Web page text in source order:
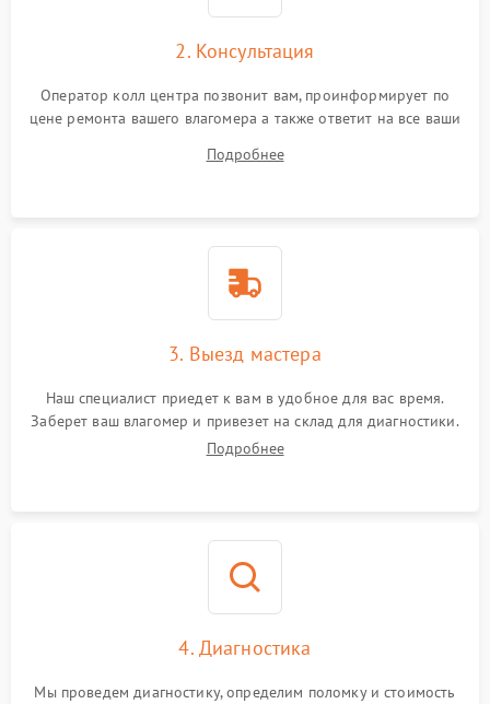
2. Консультация
Оператор колл центра позвонит вам, проинформирует по
цене ремонта вашего влагомера а также ответит на все ваши
Подробнее
3. Выезд мастера
Наш специалист приедет к вам в удобное для вас время.
Заберет ваш влагомер и привезет на склад для диагностики.
Подробнее
4. Диагностика
Мы проведем диагностику, определим поломку и стоимость